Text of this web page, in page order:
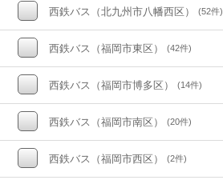
西鉄バス（北九州市八幡西区） (52件)
西鉄バス（福岡市東区） (42件)
西鉄バス（福岡市博多区） (14件)
西鉄バス（福岡市南区） (20件)
西鉄バス（福岡市西区） (2件)